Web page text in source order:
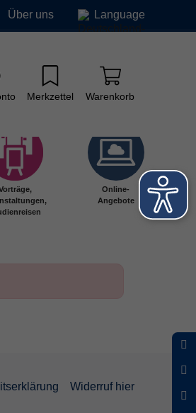
Über uns Language
Merkzettel Warenkorb
Online-
Angebote
Widerruf hier